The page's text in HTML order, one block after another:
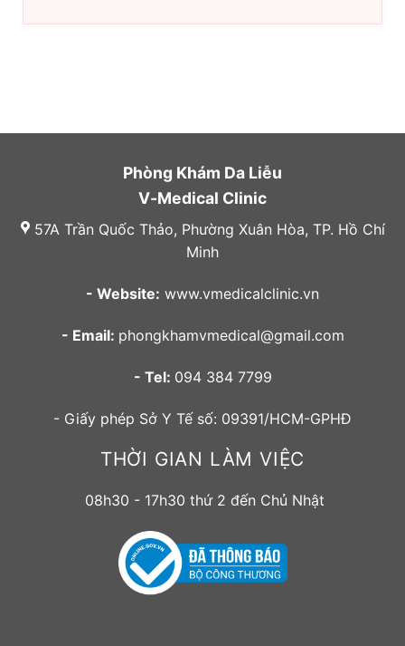
Phòng Khám Da Liễu
V-Medical Clinic
57A Trần Quốc Thảo, Phường Xuân Hòa, TP. Hồ Chí
Minh
- Website: www.vmedicalclinic.vn
- Email: phongkhamvmedical@gmail.com
- Tel: 094 384 7799
- Giấy phép Sở Y Tế số: 09391/HCM-GPHĐ
THỜI GIAN LÀM VIỆC
08h30 - 17h30 thứ 2 đến Chủ Nhật